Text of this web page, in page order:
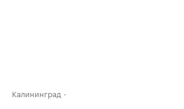
Калининград